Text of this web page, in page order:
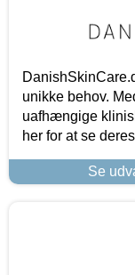
unikke behov.
uafhængige
her for at se
Se